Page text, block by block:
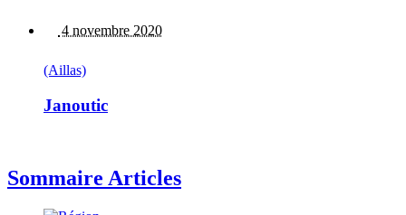
4 novembre 2020
(Aillas)
Janoutic
Sommaire Articles